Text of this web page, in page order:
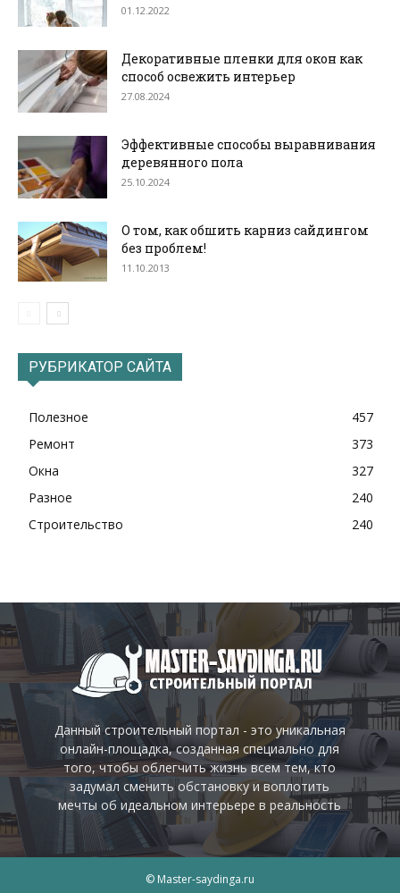
01.12.2022
Декоративные пленки для окон как
способ освежить интерьер
27.08.2024
Эффективные способы выравнивания
деревянного пола
25.10.2024
О том, как обшить карниз сайдингом
без проблем!
11.10.2013
РУБРИКАТОР САЙТА
Полезное
457
Ремонт
373
Окна
327
Разное
240
Строительство
240
Данный строительный портал - это уникальная
онлайн-площадка, созданная специально для
того, чтобы облегчить жизнь всем тем, кто
задумал сменить обстановку и воплотить
мечты об идеальном интерьере в реальность
© Master-saydinga.ru